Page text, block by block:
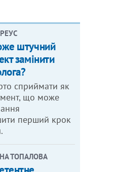
штучний
замінити
сприймати як
що може
перший крок
ТОПАЛОВА